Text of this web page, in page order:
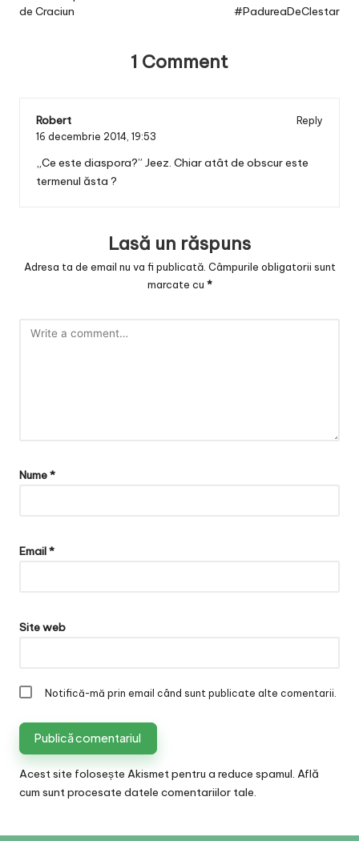
de Craciun
#PadureaDeClestar
1 Comment
Robert
Reply
16 decembrie 2014, 19:53
„Ce este diaspora?” Jeez. Chiar atât de obscur este
termenul ăsta ?
Lasă un răspuns
Adresa ta de email nu va fi publicată. Câmpurile obligatorii sunt
marcate cu *
Nume*
Email*
Site web
Notifică-mă prin email când sunt publicate alte comentarii.
Acest site folosește Akismet pentru a reduce spamul. Află
cum sunt procesate datele comentariilor tale.